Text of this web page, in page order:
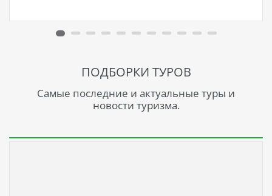
ПОДБОРКИ ТУРОВ
Самые последние и актуальные туры и
новости туризма.